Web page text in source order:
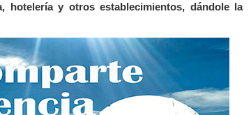
hotelería y otros establecimientos, dándole la